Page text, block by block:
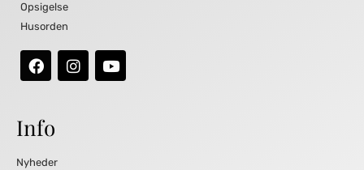
Opsigelse
Husorden
Info
Nyheder